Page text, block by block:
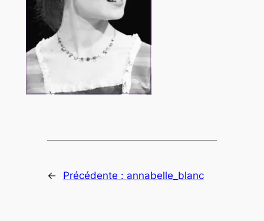
← Précédente : annabelle_blanc